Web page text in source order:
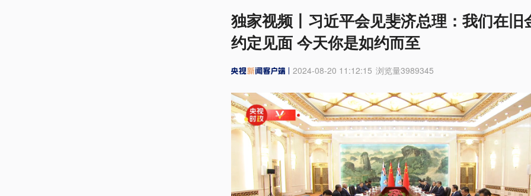
独家视频丨习近平会见斐济总理：我们在旧
约定见面 今天你是如约而至
2024-08-20 11:12:15 浏览量3989345